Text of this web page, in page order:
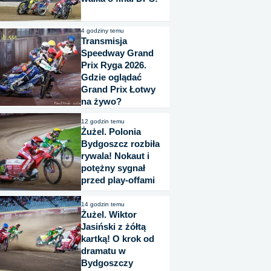
4 godziny temu
Transmisja
Speedway Grand
Prix Ryga 2026.
Gdzie oglądać
Grand Prix Łotwy
na żywo?
12 godzin temu
Żużel. Polonia
Bydgoszcz rozbiła
rywala! Nokaut i
potężny sygnał
przed play-offami
14 godzin temu
Żużel. Wiktor
Jasiński z żółtą
kartką! O krok od
dramatu w
Bydgoszczy